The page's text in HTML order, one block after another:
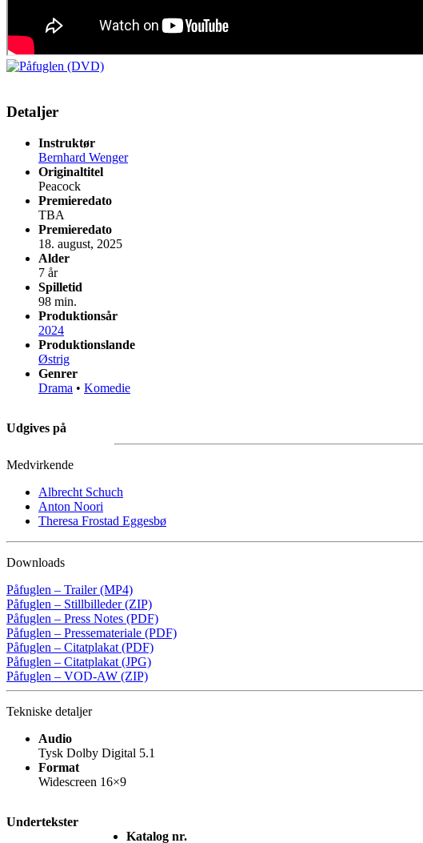
Detaljer
Instruktør
Bernhard Wenger
Originaltitel
Peacock
Premieredato
TBA
Premieredato
18. august, 2025
Alder
7 år
Spilletid
98 min.
Produktionsår
2024
Produktionslande
Østrig
Genrer
Drama • Komedie
Udgives på
Medvirkende
Albrecht Schuch
Anton Noori
Theresa Frostad Eggesbø
Downloads
Påfuglen – Trailer (MP4)
Påfuglen – Stillbilleder (ZIP)
Påfuglen – Press Notes (PDF)
Påfuglen – Pressemateriale (PDF)
Påfuglen – Citatplakat (PDF)
Påfuglen – Citatplakat (JPG)
Påfuglen – VOD-AW (ZIP)
Tekniske detaljer
Audio
Tysk Dolby Digital 5.1
Format
Widescreen 16×9
Undertekster
Katalog nr.